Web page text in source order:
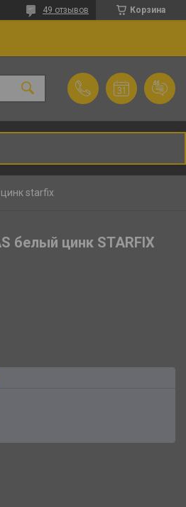
Корзина
49 отзывов
starfix
белый цинк STARFIX